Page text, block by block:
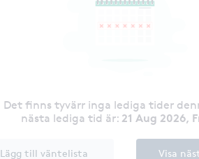
Det finns tyvärr inga lediga tider
nästa lediga tid är: 21 Aug 2026,
Lägg till väntelista Visa